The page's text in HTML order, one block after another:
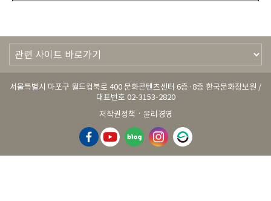
서울특별시 마포구 월드컵북로 400 문화콘텐츠센터 6층·8층 한국문화정보원 /
대표번호 02-3153-2820
저작권정책 · 윤리경영